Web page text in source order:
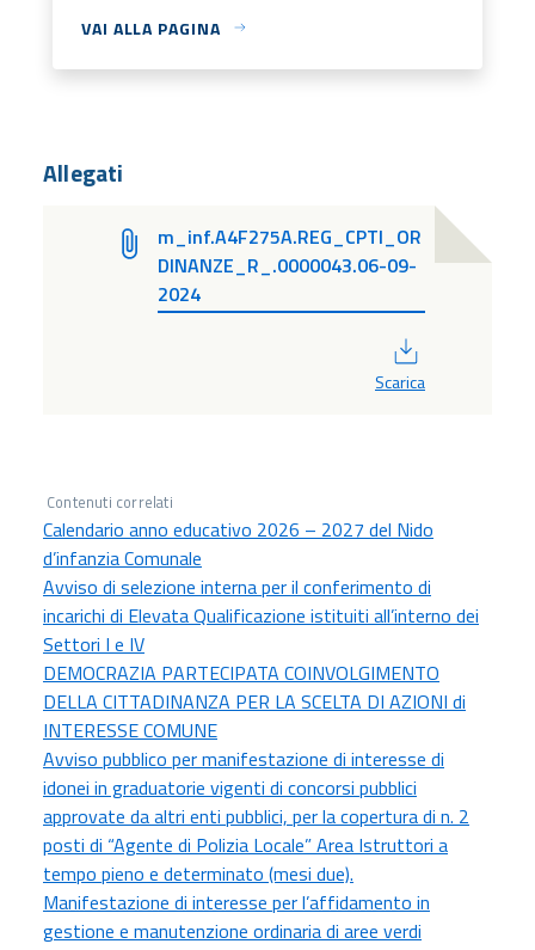
VAI ALLA PAGINA
Allegati
m_inf.A4F275A.REG_CPTI_OR
DINANZE_R_.0000043.06-09-
2024
Scarica
Contenuti correlati
Calendario anno educativo 2026 – 2027 del Nido
d’infanzia Comunale
Avviso di selezione interna per il conferimento di
incarichi di Elevata Qualificazione istituiti all’interno dei
Settori I e IV
DEMOCRAZIA PARTECIPATA COINVOLGIMENTO
DELLA CITTADINANZA PER LA SCELTA DI AZIONI di
INTERESSE COMUNE
Avviso pubblico per manifestazione di interesse di
idonei in graduatorie vigenti di concorsi pubblici
approvate da altri enti pubblici, per la copertura di n. 2
posti di “Agente di Polizia Locale” Area Istruttori a
tempo pieno e determinato (mesi due).
Manifestazione di interesse per l’affidamento in
gestione e manutenzione ordinaria di aree verdi